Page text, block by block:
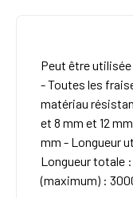
Peut être
- Toutes les
matériau
et 8 mm et 12
mm - Longueur
Longueur totale
(maximum) :